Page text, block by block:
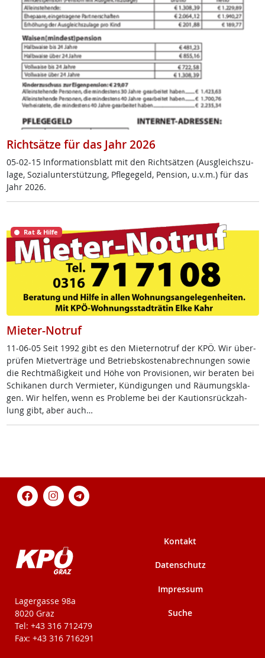
Richtsätze für das Jahr 2026
05-02-15 In­for­ma­ti­ons­blatt mit den Richt­sät­zen (Aus­g­leichs­zu­
la­ge, So­zial­un­ter­stüt­zung, Pf­le­ge­geld, Pen­si­on, u.v.m.) für das
Jahr 2026.
Rat & Hilfe
Mieter-Notruf
11-06-05 Seit 1992 gibt es den Mie­ter­no­t­ruf der KPÖ. Wir über­
prü­fen Miet­ver­trä­ge und Be­triebs­kos­ten­ab­rech­nun­gen so­wie
die Recht­mä­ß­ig­keit und Höhe von Pro­vi­sio­nen, wir be­ra­ten bei
Schi­ka­nen durch Ver­mie­ter, Kün­di­gun­gen und Räu­mungs­kla­
gen. Wir hel­fen, wenn es Pro­b­le­me bei der Kau­ti­ons­rück­zah­
lung gibt, aber auch…
KPÖ-Steiermark
Lagergasse 98a
8020 Graz
Tel: +43 316 712479
Fax: +43 316 716291
Kontakt
Datenschutz
Impressum
Suche